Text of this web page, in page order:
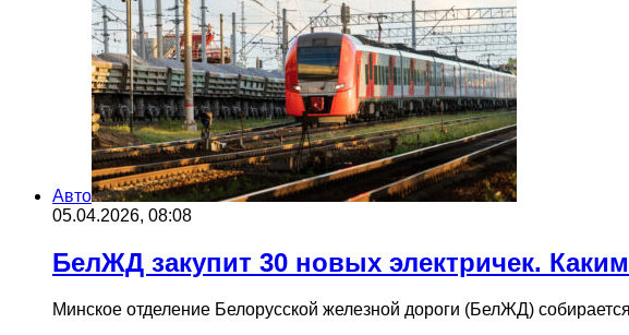
Авто
05.04.2026, 08:08
БелЖД закупит 30 новых электричек.
Минское отделение Белорусской железной дороги (БелЖД)